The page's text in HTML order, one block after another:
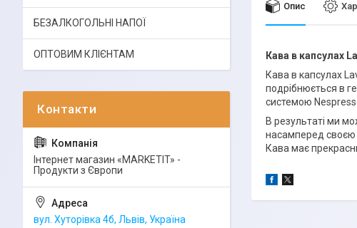
Опис
Кава в капсулах
Кава в капсулах
подрібнюється в
системою
В результаті ми
насамперед своєю
Кава має
БЕЗАЛКОГОЛЬНІ НАПОЇ
ОПТОВИМ КЛІЄНТАМ
Інтернет магазин «MARKETIT» -
Продукти з Європи
вул. Хуторівка 4б, Львів, Україна